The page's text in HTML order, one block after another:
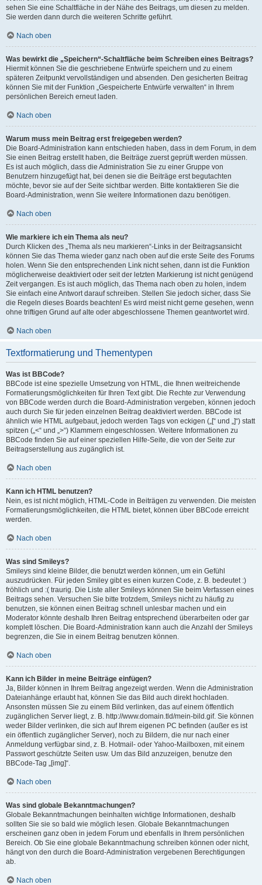
sehen Sie eine Schaltfläche in der Nähe des Beitrags, um diesen zu melden.
Sie werden dann durch die weiteren Schritte geführt.
Nach oben
Was bewirkt die „Speichern“-Schaltfläche beim Schreiben eines Beitrags?
Hiermit können Sie die geschriebene Entwürfe speichern und zu einem
späteren Zeitpunkt vervollständigen und absenden. Den gesicherten Beitrag
können Sie mit der Funktion „Gespeicherte Entwürfe verwalten“ in Ihrem
persönlichen Bereich erneut laden.
Nach oben
Warum muss mein Beitrag erst freigegeben werden?
Die Board-Administration kann entschieden haben, dass in dem Forum, in dem
Sie einen Beitrag erstellt haben, die Beiträge zuerst geprüft werden müssen.
Es ist auch möglich, dass die Administration Sie zu einer Gruppe von
Benutzern hinzugefügt hat, bei denen sie die Beiträge erst begutachten
möchte, bevor sie auf der Seite sichtbar werden. Bitte kontaktieren Sie die
Board-Administration, wenn Sie weitere Informationen dazu benötigen.
Nach oben
Wie markiere ich ein Thema als neu?
Durch Klicken des „Thema als neu markieren“-Links in der Beitragsansicht
können Sie das Thema wieder ganz nach oben auf die erste Seite des Forums
holen. Wenn Sie den entsprechenden Link nicht sehen, dann ist die Funktion
möglicherweise deaktiviert oder seit der letzten Markierung ist nicht genügend
Zeit vergangen. Es ist auch möglich, das Thema nach oben zu holen, indem
Sie einfach eine Antwort darauf schreiben. Stellen Sie jedoch sicher, dass Sie
die Regeln dieses Boards beachten! Es wird meist nicht gerne gesehen, wenn
ohne triftigen Grund auf alte oder abgeschlossene Themen geantwortet wird.
Nach oben
Textformatierung und Thementypen
Was ist BBCode?
BBCode ist eine spezielle Umsetzung von HTML, die Ihnen weitreichende
Formatierungsmöglichkeiten für Ihren Text gibt. Die Rechte zur Verwendung
von BBCode werden durch die Board-Administration vergeben, können jedoch
auch durch Sie für jeden einzelnen Beitrag deaktiviert werden. BBCode ist
ähnlich wie HTML aufgebaut, jedoch werden Tags von eckigen („[“ und „]“) statt
spitzen („<“ und „>“) Klammern eingeschlossen. Weitere Informationen zu
BBCode finden Sie auf einer speziellen Hilfe-Seite, die von der Seite zur
Beitragserstellung aus zugänglich ist.
Nach oben
Kann ich HTML benutzen?
Nein, es ist nicht möglich, HTML-Code in Beiträgen zu verwenden. Die meisten
Formatierungsmöglichkeiten, die HTML bietet, können über BBCode erreicht
werden.
Nach oben
Was sind Smileys?
Smileys sind kleine Bilder, die benutzt werden können, um ein Gefühl
auszudrücken. Für jeden Smiley gibt es einen kurzen Code, z. B. bedeutet :)
fröhlich und :( traurig. Die Liste aller Smileys können Sie beim Verfassen eines
Beitrags sehen. Versuchen Sie bitte trotzdem, Smileys nicht zu häufig zu
benutzen, sie können einen Beitrag schnell unlesbar machen und ein
Moderator könnte deshalb Ihren Beitrag entsprechend überarbeiten oder gar
komplett löschen. Die Board-Administration kann auch die Anzahl der Smileys
begrenzen, die Sie in einem Beitrag benutzen können.
Nach oben
Kann ich Bilder in meine Beiträge einfügen?
Ja, Bilder können in Ihrem Beitrag angezeigt werden. Wenn die Administration
Dateianhänge erlaubt hat, können Sie das Bild auch direkt hochladen.
Ansonsten müssen Sie zu einem Bild verlinken, das auf einem öffentlich
zugänglichen Server liegt, z. B. http://www.domain.tld/mein-bild.gif. Sie können
weder Bilder verlinken, die sich auf Ihrem eigenen PC befinden (außer es ist
ein öffentlich zugänglicher Server), noch zu Bildern, die nur nach einer
Anmeldung verfügbar sind, z. B. Hotmail- oder Yahoo-Mailboxen, mit einem
Passwort geschützte Seiten usw. Um das Bild anzuzeigen, benutze den
BBCode-Tag „[img]“.
Nach oben
Was sind globale Bekanntmachungen?
Globale Bekanntmachungen beinhalten wichtige Informationen, deshalb
sollten Sie sie so bald wie möglich lesen. Globale Bekanntmachungen
erscheinen ganz oben in jedem Forum und ebenfalls in Ihrem persönlichen
Bereich. Ob Sie eine globale Bekanntmachung schreiben können oder nicht,
hängt von den durch die Board-Administration vergebenen Berechtigungen
ab.
Nach oben